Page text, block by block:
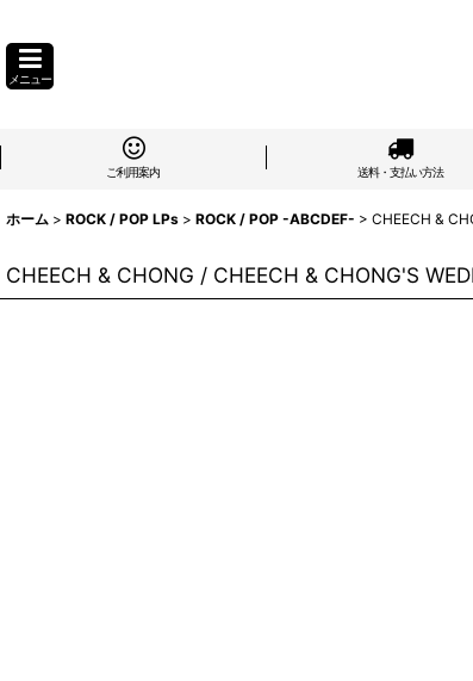
メニュー
ご利用案内 送料・支払い方法
ホーム > ROCK / POP LPs > ROCK / POP -ABCDEF- > CHEECH &
CHEECH & CHONG / CHEECH & CHONG'S